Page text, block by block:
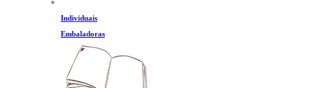
Individuais
Embaladoras